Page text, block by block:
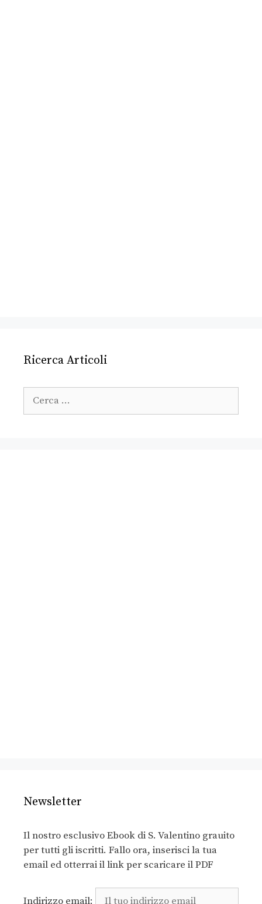
Ricerca Articoli
Newsletter
Il nostro esclusivo Ebook di S. Valentino grauito
per tutti gli iscritti. Fallo ora, inserisci la tua
email ed otterrai il link per scaricare il PDF
Indirizzo email: